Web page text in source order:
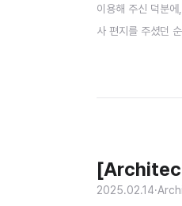
이용해 주신 덕분
사 편지를 주셨던
2025.02.14·